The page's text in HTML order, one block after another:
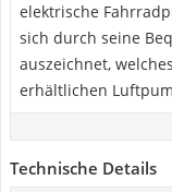
elektrische
sich durch seine
auszeichnet,
erhältlichen
Technische Details